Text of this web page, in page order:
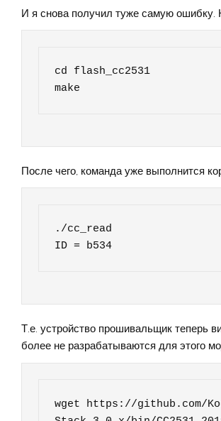
И я снова получил туже самую ошибку.
cd flash_cc2531
make
После чего, команда уже выполнится
./cc_read
ID = b534
Т.е. устройство прошивальщик теперь
более не разрабатываются для этого
wget https://github.com/